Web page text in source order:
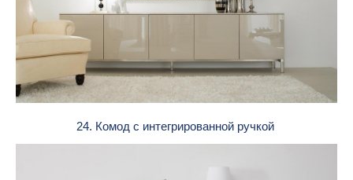
24. Комод с интегрированной ручкой